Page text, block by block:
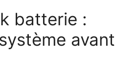
batterie :
avant